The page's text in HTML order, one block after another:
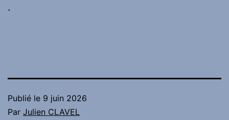
.
Publié le 9 juin 2026
Par Julien CLAVEL